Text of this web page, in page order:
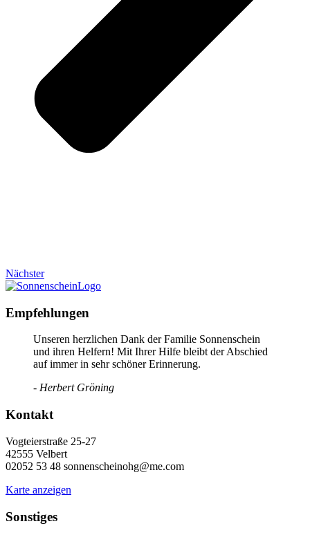
Nächster
Empfehlungen
Unseren herzlichen Dank der Familie Sonnenschein
und ihren Helfern! Mit Ihrer Hilfe bleibt der Abschied
auf immer in sehr schöner Erinnerung.
- Herbert Gröning
Kontakt
Vogteierstraße 25-27
42555 Velbert
02052 53 48 sonnenscheinohg@me.com
Karte anzeigen
Sonstiges